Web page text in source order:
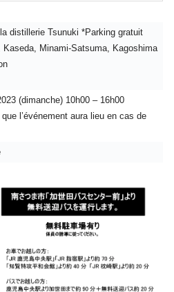
distillerie Tsunuki *Parking gratuit
Kaseda, Minami-Satsuma, Kagoshima
(dimanche) 10h00 – 16h00
l’événement aura lieu en cas de